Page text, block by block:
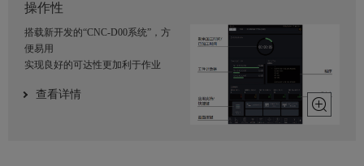
操作性
搭载新开发的“CNC-D00系统”，方
便易用
实现良好的可达性更加利于作业
查看详情